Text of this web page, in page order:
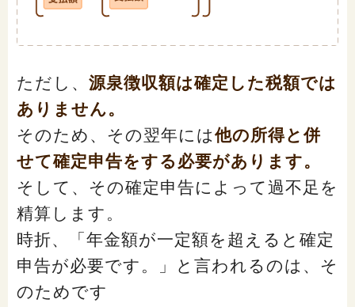
ただし、 源泉徴収額は確定した税額では
ありません。
そのため、その翌年には他の所得と併
せて確定申告をする必要があります。
そして、その確定申告によって過不足を
精算します。
時折、「年金額が一定額を超えると確定
申告が必要です。」と言われるのは、そ
のためです